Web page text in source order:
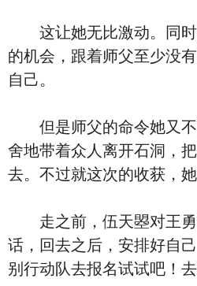
这让她无比激动。同时
的机会，跟着师父至少没
自己。
但是师父的命令她又不
舍地带着众人离开石洞，
去。不过就这次的收获，
走之前，伍天曌对王勇
话，回去之后，安排好自
别行动队去报名试试吧！